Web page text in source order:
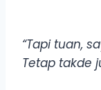
“Tapi tuan,
Tetap takde